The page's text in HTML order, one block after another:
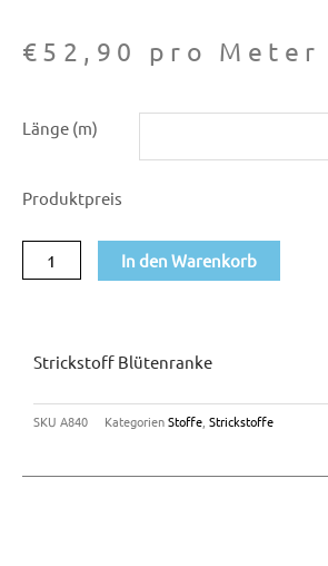
€ 52,90 pro Meter
Länge (m)
Produktpreis
Blütenranke
In den Warenkorb
Strickstoff Blütenranke
SKU A840 KategorienStoffe Strickstoffe